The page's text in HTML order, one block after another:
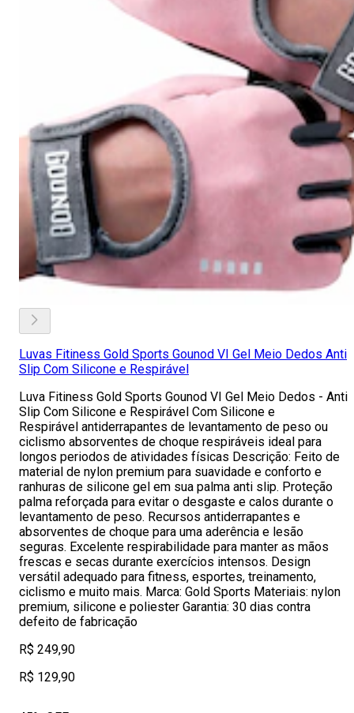
Luvas Fitiness Gold Sports Gounod VI Gel Meio Dedos Anti
Slip Com Silicone e Respirável
Luva Fitiness Gold Sports Gounod VI Gel Meio Dedos - Anti
Slip Com Silicone e Respirável Com Silicone e
Respirável antiderrapantes de levantamento de peso ou
ciclismo absorventes de choque respiráveis ideal para
longos periodos de atividades físicas Descrição: Feito de
material de nylon premium para suavidade e conforto e
ranhuras de silicone gel em sua palma anti slip. Proteção
palma reforçada para evitar o desgaste e calos durante o
levantamento de peso. Recursos antiderrapantes e
absorventes de choque para uma aderência e lesão
seguras. Excelente respirabilidade para manter as mãos
frescas e secas durante exercícios intensos. Design
versátil adequado para fitness, esportes, treinamento,
ciclismo e muito mais. Marca: Gold Sports Materiais: nylon
premium, silicone e poliester Garantia: 30 dias contra
defeito de fabricação
R$ 249,90
R$ 129,90